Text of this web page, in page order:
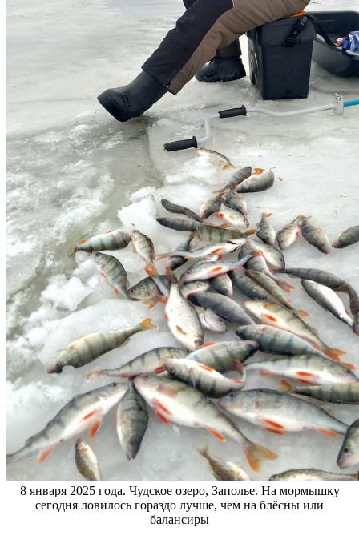
8 января 2025 года. Чудское озеро, Заполье. На мормышку
сегодня ловилось гораздо лучше, чем на блёсны или
балансиры